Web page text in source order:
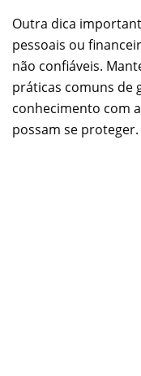
Outra dica
pessoais ou
não confiáveis.
práticas comuns de
conhecimento com
possam se proteger.